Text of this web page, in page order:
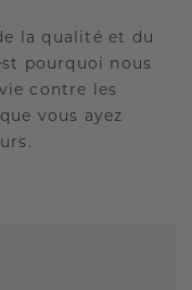
la qualité et du
pourquoi nous
contre les
vous ayez